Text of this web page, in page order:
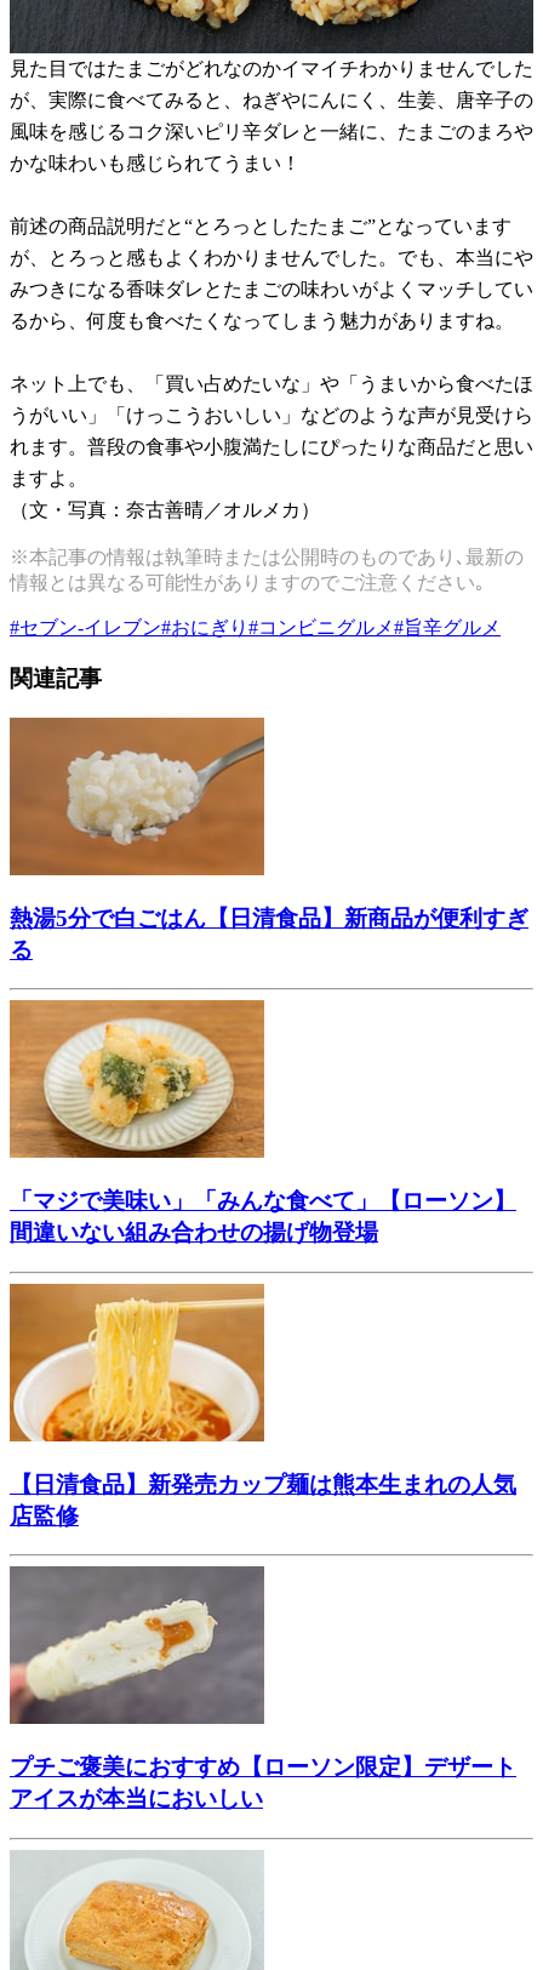
見た目ではたまごがどれなのかイマイチわかりませんでした
が、実際に食べてみると、ねぎやにんにく、生姜、唐辛子の
風味を感じるコク深いピリ辛ダレと一緒に、たまごのまろや
かな味わいも感じられてうまい！
前述の商品説明だと“とろっとしたたまご”となっています
が、とろっと感もよくわかりませんでした。でも、本当にや
みつきになる香味ダレとたまごの味わいがよくマッチしてい
るから、何度も食べたくなってしまう魅力がありますね。
ネット上でも、「買い占めたいな」や「うまいから食べたほ
うがいい」「けっこうおいしい」などのような声が見受けら
れます。普段の食事や小腹満たしにぴったりな商品だと思い
ますよ。
（文・写真：奈古善晴／オルメカ）
※本記事の情報は執筆時または公開時のものであり､最新の
情報とは異なる可能性がありますのでご注意ください｡
#セブン-イレブン#おにぎり #コンビニグルメ#旨辛グルメ
関連記事
熱湯5分で白ごはん【日清食品】新商品が便利すぎ
る
「マジで美味い」「みんな食べて」【ローソン】
間違いない組み合わせの揚げ物登場
【日清食品】新発売カップ麺は熊本生まれの人気
店監修
プチご褒美におすすめ【ローソン限定】デザート
アイスが本当においしい